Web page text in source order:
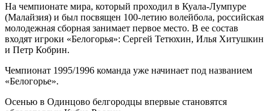
На чемпионате мира, который проходил в Куала-Лумпуре
(Малайзия) и был посвящен 100-летию волейбола, российская
молодежная сборная занимает первое место. В ее состав
входят игроки «Белогорья»: Сергей Тетюхин, Илья Хитушкин
и Петр Кобрин.
Чемпионат 1995/1996 команда уже начинает под названием
«Белогорье».
Осенью в Одинцово белгородцы впервые становятся